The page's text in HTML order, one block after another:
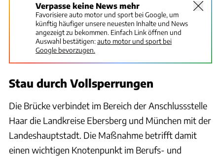
Verpasse keine News mehr
Favorisiere auto motor und sport bei Google, um
künftig häufiger unsere neuesten Inhalte und News
angezeigt zu bekommen. Einfach Link öffnen und
Auswahl bestätigen:auto motor und sport bei
Google bevorzugen.
Stau durch Vollsperrungen
Die Brücke verbindet im Bereich der Anschlussstelle
Haar die Landkreise Ebersberg und München mit der
Landeshauptstadt. Die Maßnahme betrifft damit
einen wichtigen Knotenpunkt im Berufs- und